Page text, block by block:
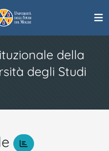
della
degli Studi